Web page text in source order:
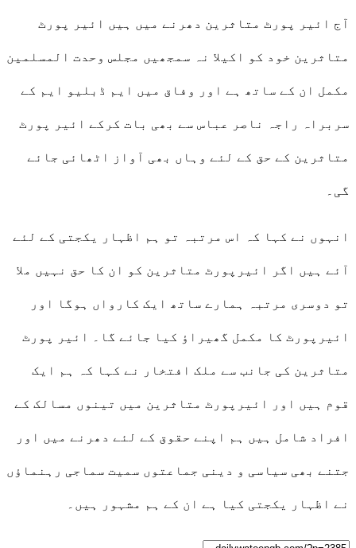
آج ائیر پورٹ متاثرین دھرنے میں ہیں ائیر پورٹ
متاثرین خود کو اکیلا نہ سمجھیں مجلس وحدت المسلمین
مکمل ان کے ساتھ ہے اور وفاق میں ایم ڈبلیو ایم کے
سربراہ راجہ ناصر عباس سے بھی بات کرکے ائیر پورٹ
متاثرین کے حق کے لئے وہاں بھی آواز اٹھائی جائے
گی۔
انہوں نے کہا کہ اس مرتبہ تو ہم اظہار یکجتی کے لئے
آئے ہیں اگر ائیرپورٹ متاثرین کو ان کا حق نہیں ملا
تو دوسری مرتبہ ہمارے ساتھ ایک کارواں ہوگا اور
ائیرپورٹ کا مکمل گھیراؤ کیا جائے گا۔ ائیر پورٹ
متاثرین کی جانب سے ملک افتخار نے کہا کہ ہم ایک
قوم ہیں اور ائیرپورٹ متاثرین میں تینوں مسالک کے
افراد شامل ہیں ہم اپنے حقوق کے لئے دھرنے میں اور
جتنے بھی سیاسی و دینی جماعتوں سمیت سماجی رہنماؤں
نے اظہار یکجتی کیا ہے ان کے ہم مشہور ہیں۔